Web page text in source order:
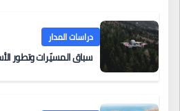
دراسات المدار
سباق المسيّرات وتطور